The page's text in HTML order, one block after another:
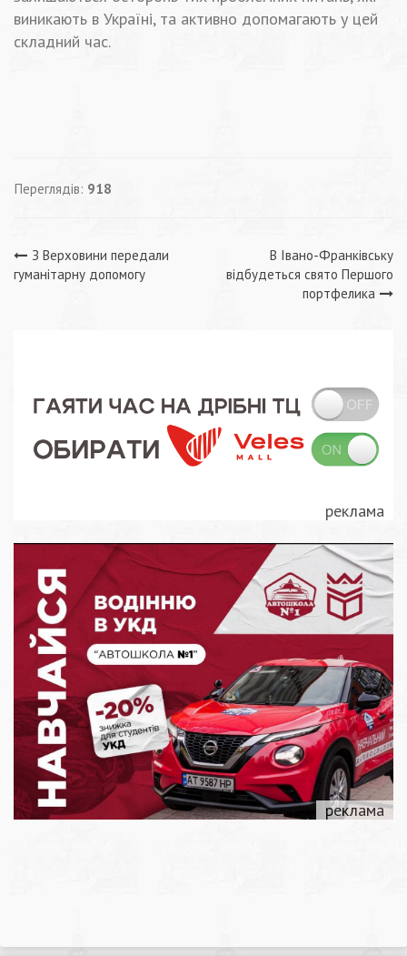
виникають в Україні, та активно допомагають у цей
складний час.
Переглядів: 918
Навігація
З Верховини передали
гуманітарну допомогу
В Івано-Франківську
відбудеться свято Першого
портфелика